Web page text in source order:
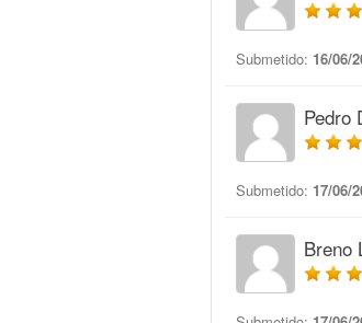
Submetido: 16/06/
Pedro
Submetido: 17/06/
Breno